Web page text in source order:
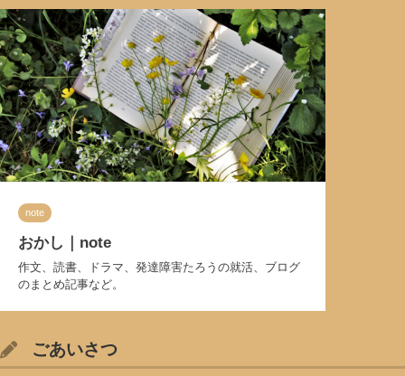
note
おかし｜note
作文、読書、ドラマ、発達障害たろうの就活、ブログ
のまとめ記事など。
ごあいさつ